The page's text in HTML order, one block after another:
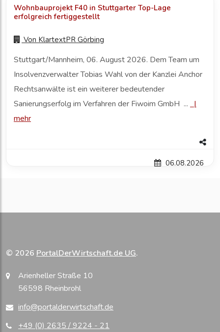
Wohnbauprojekt F40 in Stuttgarter Top-Lage
erfolgreich fertiggestellt
Von KlartextPR Görbing
Stuttgart/Mannheim, 06. August 2026. Dem Team um
Insolvenzverwalter Tobias Wahl von der Kanzlei Anchor
Rechtsanwälte ist ein weiterer bedeutender
Sanierungserfolg im Verfahren der Fiwoim GmbH ...
|
mehr
06.08.2026
© 2026 PortalDerWirtschaft.de UG.
Arienheller Straße 10
56598 Rheinbrohl
info@portalderwirtschaft.de
+49 (0) 2635 / 9224 - 21